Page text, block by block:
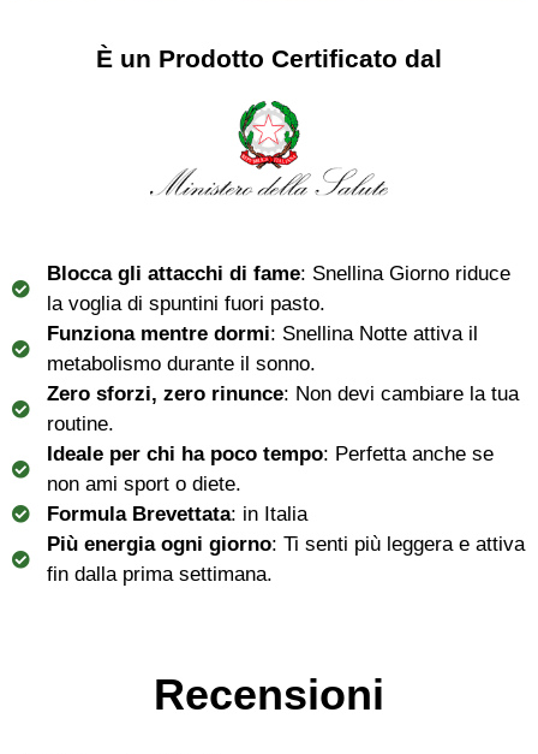
È un Prodotto Certificato dal
Blocca gli attacchi di fame: Snellina Giorno riduce
la voglia di spuntini fuori pasto.
Funziona mentre dormi: Snellina Notte attiva il
metabolismo durante il sonno.
Zero sforzi, zero rinunce: Non devi cambiare la tua
routine.
Ideale per chi ha poco tempo: Perfetta anche se
non ami sport o diete.
Formula Brevettata: in Italia
Più energia ogni giorno: Ti senti più leggera e attiva
fin dalla prima settimana.
Recensioni